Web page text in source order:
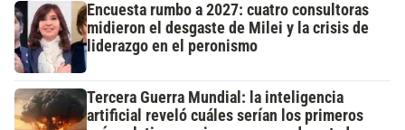
Encuesta rumbo a 2027: cuatro consultoras
midieron el desgaste de Milei y la crisis de
liderazgo en el peronismo
Tercera Guerra Mundial: la inteligencia
artificial reveló cuáles serían los primeros